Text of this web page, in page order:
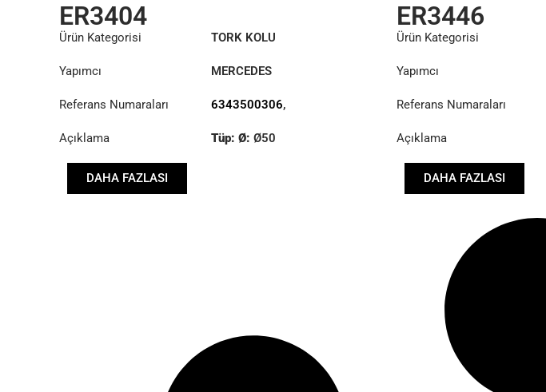
ER3404
Ürün Kategorisi TORK KOLU
Yapımcı MERCEDES
Referans Numaraları 6343500306,
6343502206
Açıklama Tüp: Ø: Ø50
DAHA FAZLASI
ER3446
Ürün Kategorisi
Yapımcı
Referans Numaraları
Açıklama
DAHA FAZLASI